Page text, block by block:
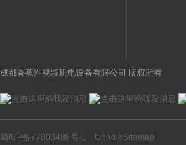
成都香蕉性视频机电设备有限公司 版权所有
蜀ICP备77803489号-1 GoogleSitemap